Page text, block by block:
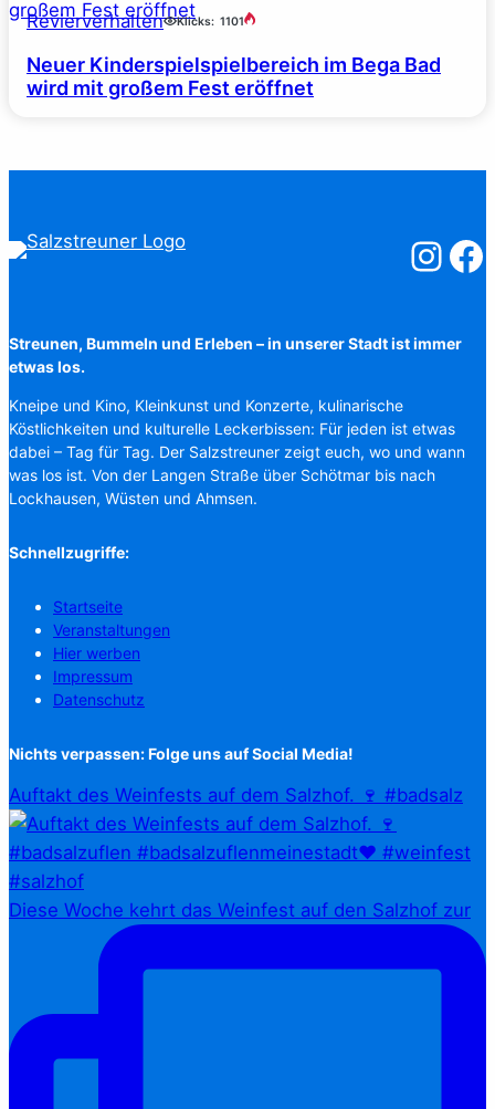
Revierverhalten Klicks: 1101
Neuer Kinderspielspielbereich im Bega Bad
wird mit großem Fest eröffnet
Streunen, Bummeln und Erleben – in unserer Stadt ist immer
etwas los.
Kneipe und Kino, Kleinkunst und Konzerte, kulinarische
Köstlichkeiten und kulturelle Leckerbissen: Für jeden ist etwas
dabei – Tag für Tag. Der Salzstreuner zeigt euch, wo und wann
was los ist. Von der Langen Straße über Schötmar bis nach
Lockhausen, Wüsten und Ahmsen.
Schnellzugriffe:
Startseite
Veranstaltungen
Hier werben
Impressum
Datenschutz
Nichts verpassen: Folge uns auf Social Media!
Auftakt des Weinfests auf dem Salzhof. 🍷 #badsalz
Diese Woche kehrt das Weinfest auf den Salzhof zur